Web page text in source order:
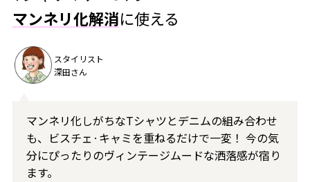
マンネリ化解消に使える
スタイリスト
深田さん
マンネリ化しがちなTシャツとデニムの組み合わせ
も、ビスチェ·キャミを重ねるだけで一変！ 今の気
分にぴったりのヴィンテージムードな洒落感が宿り
ます。